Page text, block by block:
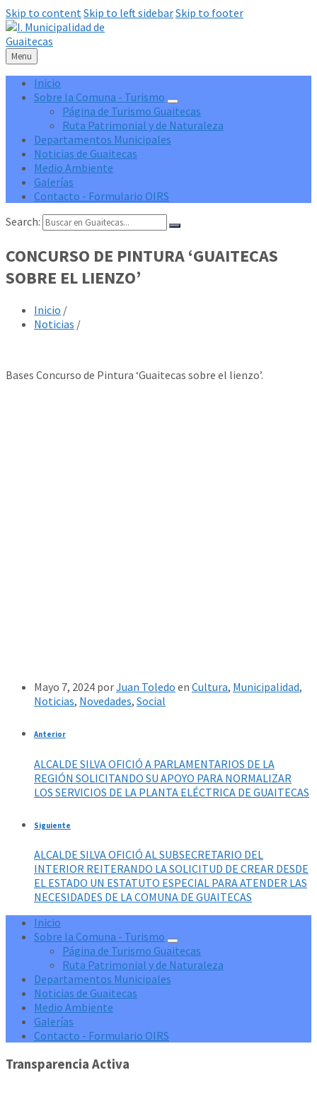
Skip to contentSkip to left sidebarSkip to footer
Menu
Inicio
Sobre la Comuna - Turismo
Página de Turismo Guaitecas
Ruta Patrimonial y de Naturaleza
Departamentos Municipales
Noticias de Guaitecas
Medio Ambiente
Galerías
Contacto - Formulario OIRS
Search:
CONCURSO DE PINTURA ‘GUAITECAS
SOBRE EL LIENZO’
Inicio /
Noticias /
Bases Concurso de Pintura ‘Guaitecas sobre el lienzo’.
Mayo 7, 2024 porJuan Toledo en Cultura, Municipalidad,
Noticias, Novedades, Social
Anterior
ALCALDE SILVA OFICIÓ A PARLAMENTARIOS DE LA
REGIÓN SOLICITANDO SU APOYO PARA NORMALIZAR
LOS SERVICIOS DE LA PLANTA ELÉCTRICA DE GUAITECAS
Siguiente
ALCALDE SILVA OFICIÓ AL SUBSECRETARIO DEL
INTERIOR REITERANDO LA SOLICITUD DE CREAR DESDE
EL ESTADO UN ESTATUTO ESPECIAL PARA ATENDER LAS
NECESIDADES DE LA COMUNA DE GUAITECAS
Inicio
Sobre la Comuna - Turismo
Página de Turismo Guaitecas
Ruta Patrimonial y de Naturaleza
Departamentos Municipales
Noticias de Guaitecas
Medio Ambiente
Galerías
Contacto - Formulario OIRS
Transparencia Activa